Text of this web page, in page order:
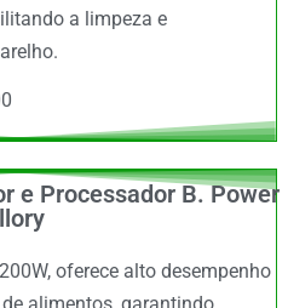
a limpeza e
e Processador B. Power
oferece alto desempenho